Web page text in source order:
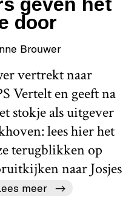
geven het
door
Brouwer
vertrekt naar
Vertelt en geeft na
stokje als uitgever
lees hier het
terugblikken op
naar Josjes
meer